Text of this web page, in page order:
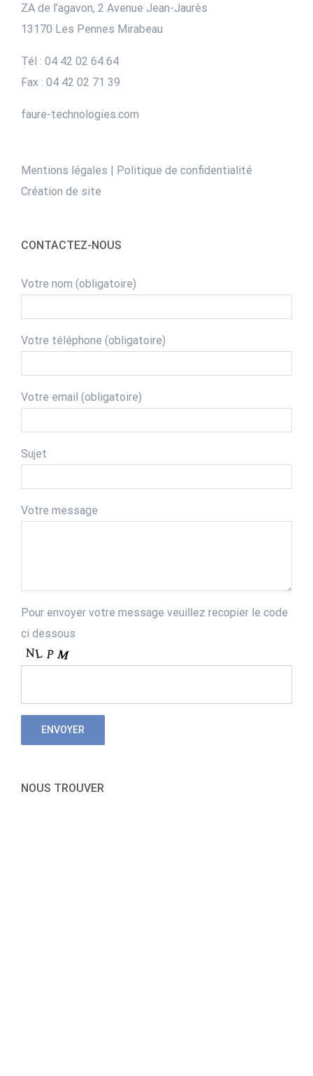
ZA de l’agavon, 2 Avenue Jean-Jaurès
13170 Les Pennes Mirabeau
Tél : 04 42 02 64 64
Fax : 04 42 02 71 39
faure-technologies.com
Mentions légales | Politique de confidentialité
Création de site
CONTACTEZ-NOUS
Votre nom (obligatoire)
Votre téléphone (obligatoire)
Votre email (obligatoire)
Sujet
Votre message
Pour envoyer votre message veuillez recopier le code
ci dessous
NOUS TROUVER